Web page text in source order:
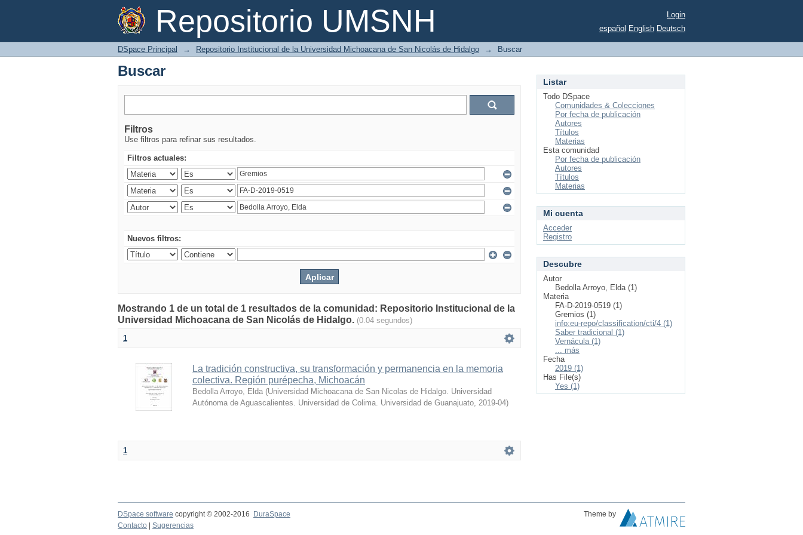
Repositorio UMSNH
Buscar
Login
español English Deutsch
DSpace Principal → Repositorio Institucional de la Universidad Michoacana de San Nicolás de Hidalgo → Buscar
Buscar
Filtros
Use filtros para refinar sus resultados.
Filtros actuales:
Nuevos filtros:
Mostrando 1 de un total de 1 resultados de la comunidad: Repositorio Institucional de la
Universidad Michoacana de San Nicolás de Hidalgo. (0.04 segundos)
1
La tradición constructiva, su transformación y permanencia en la memoria
colectiva. Región purépecha, Michoacán
Bedolla Arroyo, Elda (Universidad Michoacana de San Nicolas de Hidalgo. Universidad
Autónoma de Aguascalientes. Universidad de Colima. Universidad de Guanajuato, 2019-04)
1
Listar
Todo DSpace
Comunidades & Colecciones
Por fecha de publicación
Autores
Títulos
Materias
Esta comunidad
Por fecha de publicación
Autores
Títulos
Materias
Mi cuenta
Acceder
Registro
Descubre
Autor
Bedolla Arroyo, Elda (1)
Materia
FA-D-2019-0519 (1)
Gremios (1)
info:eu-repo/classification/cti/4 (1)
Saber tradicional (1)
Vernácula (1)
... más
Fecha
2019 (1)
Has File(s)
Yes (1)
DSpace software copyright © 2002-2016 DuraSpace
Theme by
Contacto
Sugerencias